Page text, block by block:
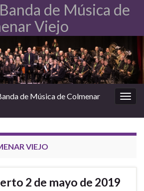
de Música de
Viejo
de Música de Colmenar
VIEJO
2 de mayo de 2019